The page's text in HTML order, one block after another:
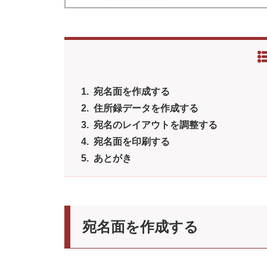
宛名面を作成する
住所録データを作成する
宛名のレイアウトを調整する
宛名面を印刷する
あとがき
宛名面を作成する